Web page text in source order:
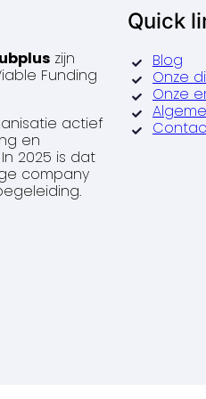
zijn
Funding
actief
en
2025 is dat
company
Quick
Blog
Onze
Onze